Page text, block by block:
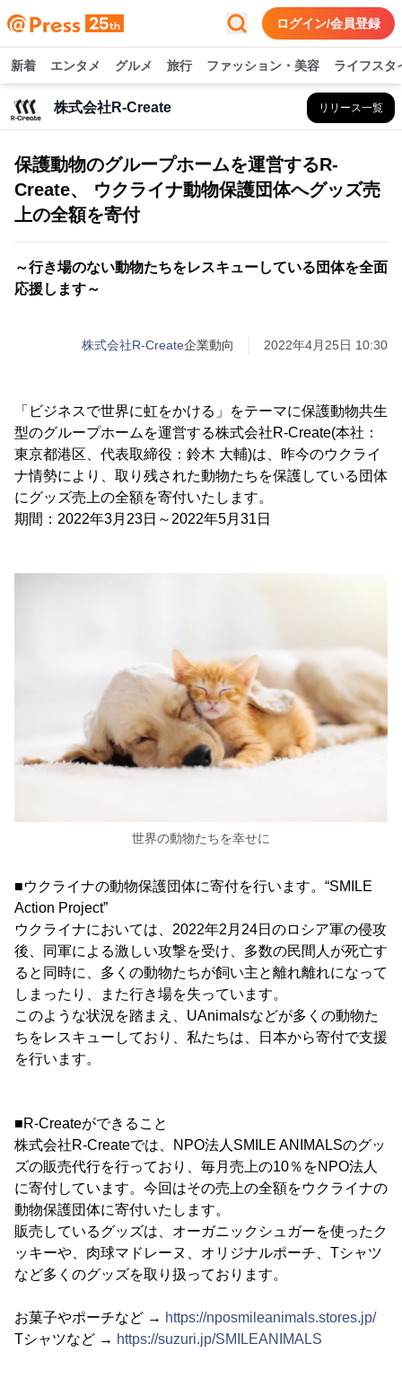
ログイン/会員登録
新着 エンタメ グルメ 旅行 ファッション・美容 ライフスタ
株式会社R-Create リリース一覧
保護動物のグループホームを運営するR-
Create、 ウクライナ動物保護団体へグッズ売
上の全額を寄付
～行き場のない動物たちをレスキューしている団体を全面
応援します～
株式会社R-Create企業動向 2022年4月25日 10:30
「ビジネスで世界に虹をかける」をテーマに保護動物共生
型のグループホームを運営する株式会社R-Create(本社：
東京都港区、代表取締役：鈴木 大輔)は、昨今のウクライ
ナ情勢により、取り残された動物たちを保護している団体
にグッズ売上の全額を寄付いたします。
期間：2022年3月23日～2022年5月31日
世界の動物たちを幸せに
■ウクライナの動物保護団体に寄付を行います。“SMILE
Action Project”
ウクライナにおいては、2022年2月24日のロシア軍の侵攻
後、同軍による激しい攻撃を受け、多数の民間人が死亡す
ると同時に、多くの動物たちが飼い主と離れ離れになって
しまったり、また行き場を失っています。
このような状況を踏まえ、UAnimalsなどが多くの動物た
ちをレスキューしており、私たちは、日本から寄付で支援
を行います。
■R-Createができること
株式会社R-Createでは、NPO法人SMILE ANIMALSのグッ
ズの販売代行を行っており、毎月売上の10％をNPO法人
に寄付しています。今回はその売上の全額をウクライナの
動物保護団体に寄付いたします。
販売しているグッズは、オーガニックシュガーを使ったク
ッキーや、肉球マドレーヌ、オリジナルポーチ、Tシャツ
など多くのグッズを取り扱っております。
お菓子やポーチなど → https://nposmileanimals.stores.jp/
Tシャツなど → https://suzuri.jp/SMILEANIMALS